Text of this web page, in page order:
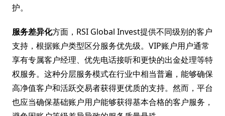
护。
服务差异化方面，RSI Global Invest提供不同级别的客户
支持，根据账户类型区分服务优先级。VIP账户用户通常
享有专属客户经理、优先电话接听和更快的出金处理等特
权服务。这种分层服务模式在行业中相当普遍，能够确保
高净值客户和活跃交易者获得更优质的支持。然而，平台
也应当确保基础账户用户能够获得基本合格的客户服务，